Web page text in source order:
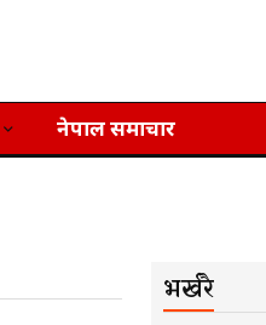
नेपाल समाचार
भर्खरै